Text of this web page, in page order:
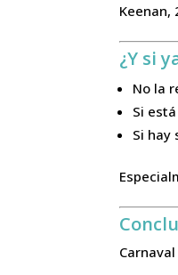
Keenan,
¿Y si
No la
Si
Si hay